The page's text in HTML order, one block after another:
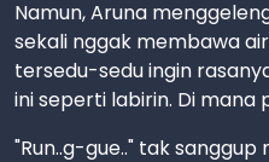
Namun, Aruna
sekali nggak membawa
tersedu-sedu ingin
ini seperti labirin. Di mana
"Run..g-gue.." tak